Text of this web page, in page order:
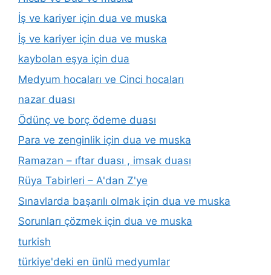
İş ve kariyer için dua ve muska
İş ve kariyer için dua ve muska
kaybolan eşya için dua
Medyum hocaları ve Cinci hocaları
nazar duası
Ödünç ve borç ödeme duası
Para ve zenginlik için dua ve muska
Ramazan – ıftar duası , imsak duası
Rüya Tabirleri – A'dan Z'ye
Sınavlarda başarılı olmak için dua ve muska
Sorunları çözmek için dua ve muska
turkish
türkiye'deki en ünlü medyumlar